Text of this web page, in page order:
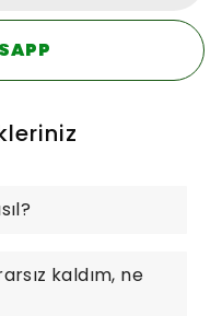
kaldım, ne